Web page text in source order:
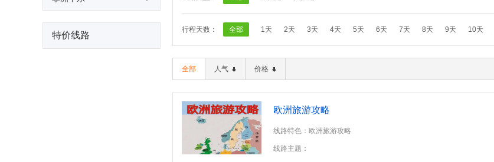
行程天数： 全部 1天 2天 3天 4天 5天 6天 7天 8天 9天 10天
全部 人气 价格
欧洲旅游攻略
线路特色：欧洲旅游攻略
线路主题：
特价线路